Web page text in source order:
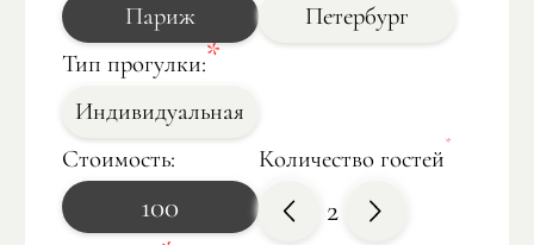
Париж
Петербург
Тип прогулки:
Индивидуальная
Стоимость:
100
Количество гостей
2